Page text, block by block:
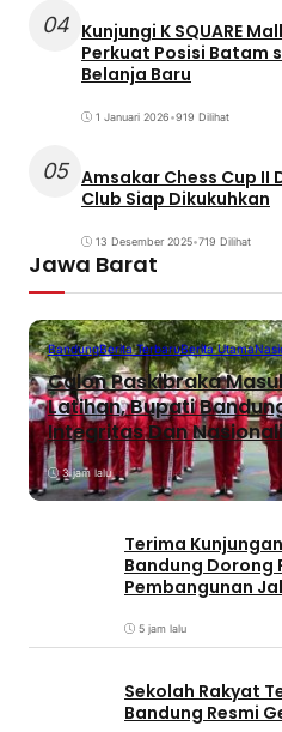
04 Kunjungi K SQUARE
Perkuat Posisi Batam
Belanja Baru
1 Januari 2026•919 Dilihat
05 Amsakar Chess Cup II
Club Siap Dikukuhkan
13 Desember 2025•719 Dilihat
Jawa Barat
BandungBerita TerbaruBerita Utama
Calon Paskibraka
Latihan, Bupati
Integritas Dan
3 jam lalu
Terima
Bandung Dorong
Pembangunan
5 jam lalu
Sekolah Rakyat
Bandung Resmi